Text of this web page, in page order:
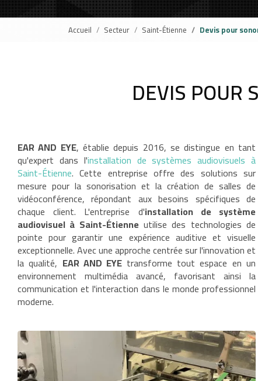
Accueil Secteur Saint-Étienne Devis pour
DEVIS POUR
EAR AND EYE, établie depuis 2016, se distingue en tant
qu'expert dans l'installation de systèmes audiovisuels à
Saint-Étienne. Cette entreprise offre des solutions sur
mesure pour la sonorisation et la création de salles de
vidéoconférence, répondant aux besoins spécifiques de
chaque client. L'entreprise d'installation de système
audiovisuel à Saint-Étienneutilise des technologies de
pointe pour garantir une expérience auditive et visuelle
exceptionnelle. Avec une approche centrée sur l'innovation et
la qualité, EAR AND EYE transforme tout espace en un
environnement multimédia avancé, favorisant ainsi la
communication et l'interaction dans le monde professionnel
moderne.